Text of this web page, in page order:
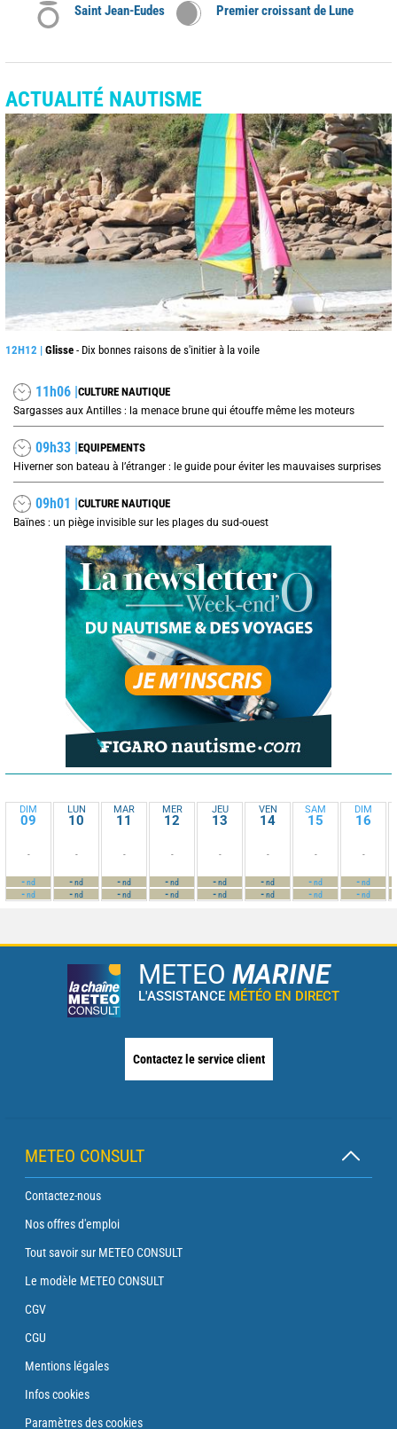
Saint Jean-Eudes
Premier croissant de Lune
ACTUALITÉ NAUTISME
12H12 | Glisse - Dix bonnes raisons de s'initier à la voile
11h06 |CULTURE NAUTIQUE
Sargasses aux Antilles : la menace brune qui étouffe même les moteurs
09h33 |EQUIPEMENTS
Hiverner son bateau à l’étranger : le guide pour éviter les mauvaises surprises
09h01 |CULTURE NAUTIQUE
Baïnes : un piège invisible sur les plages du sud-ouest
DIM
09
-
-nd
-nd
LUN
10
-
-nd
-nd
MAR
11
-
-nd
-nd
MER
12
-
-nd
-nd
JEU
13
-
-nd
-nd
VEN
14
-
-nd
-nd
SAM
15
-
-nd
-nd
DIM
16
-
-nd
-nd
METEO MARINE
L'ASSISTANCE MÉTÉO EN DIRECT
Contactez le service client
METEO CONSULT
Contactez-nous
Nos offres d'emploi
Tout savoir sur METEO CONSULT
Le modèle METEO CONSULT
CGV
CGU
Mentions légales
Infos cookies
Paramètres des cookies